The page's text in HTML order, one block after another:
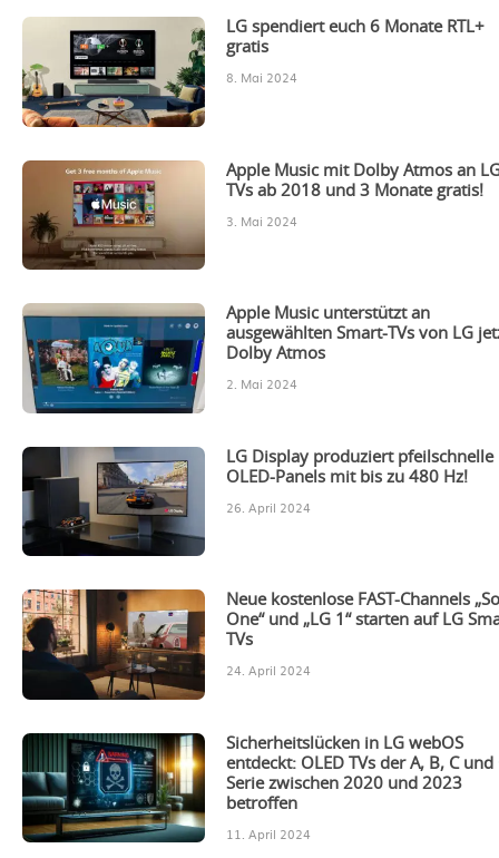
LG spendiert euch 6 Monate RTL+
gratis
8. Mai 2024
Apple Music mit Dolby Atmos an
TVs ab 2018 und 3 Monate gratis!
3. Mai 2024
Apple Music unterstützt an
ausgewählten Smart-TVs von LG
Dolby Atmos
2. Mai 2024
LG Display produziert pfeilschnelle
OLED-Panels mit bis zu 480 Hz!
26. April 2024
Neue kostenlose FAST-Channels
One“ und „LG 1“ starten auf LG
TVs
24. April 2024
Sicherheitslücken in LG webOS
entdeckt: OLED TVs der A, B, C und
Serie zwischen 2020 und 2023
betroffen
11. April 2024